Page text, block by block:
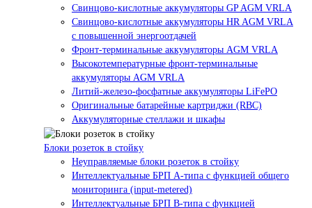
Свинцово-кислотные аккумуляторы GP AGM VRLA
Свинцово-кислотные аккумуляторы HR AGM VRLA
с повышенной энергоотдачей
Фронт-терминальные аккумуляторы AGM VRLA
Высокотемпературные фронт-терминальные
аккумуляторы AGM VRLA
Литий-железо-фосфатные аккумуляторы LiFePO
Оригинальные батарейные картриджи (RBC)
Аккумуляторные стеллажи и шкафы
Блоки розеток в стойку
Неуправляемые блоки розеток в стойку
Интеллектуальные БРП А-типа с функцией общего
мониторинга (input-metered)
Интеллектуальные БРП B-типа с функцией